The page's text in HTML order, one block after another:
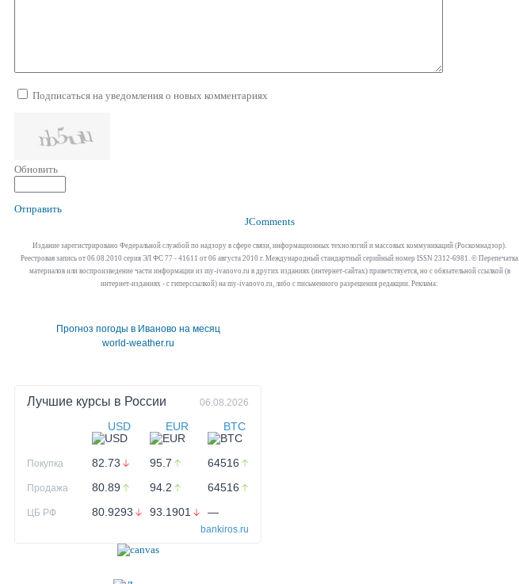
Подписаться на уведомления о новых комментариях
Обновить
Отправить
JComments
Издание зарегистрировано Федеральной службой по надзору в сфере связи, информационных технологий и массовых коммуникаций (Роскомнадзор).
Реестровая запись от 06.08.2010 серия ЭЛ ФС 77 - 41611 от 06 августа 2010 г. Международный стандартный серийный номер ISSN 2312-6981. © Перепечатка
материалов или воспроизведение части информации из my-ivanovo.ru в других изданиях (интернет-сайтах) приветствуется, но с обязательной ссылкой (в
интернет-изданиях - с гиперссылкой) на my-ivanovo.ru, либо с письменного разрешения редакции. Реклама:
Прогноз погоды в Иваново на месяц
world-weather.ru
Лучшие курсы в России 06.08.2026
USD EUR BTC
Покупка 82.73 95.7 64516
Продажа 80.89 94.2 64516
ЦБ РФ 80.9293 93.1901 —
bankiros.ru